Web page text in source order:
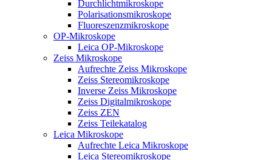
Durchlichtmikroskope
Polarisationsmikroskope
Fluoreszenzmikroskope
OP-Mikroskope
Leica OP-Mikroskope
Zeiss Mikroskope
Aufrechte Zeiss Mikroskope
Zeiss Stereomikroskope
Inverse Zeiss Mikroskope
Zeiss Digitalmikroskope
Zeiss ZEN
Zeiss Teilekatalog
Leica Mikroskope
Aufrechte Leica Mikroskope
Leica Stereomikroskope